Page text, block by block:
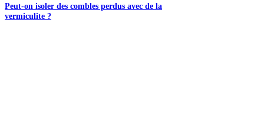
Peut-on isoler des combles perdus avec de la
vermiculite ?